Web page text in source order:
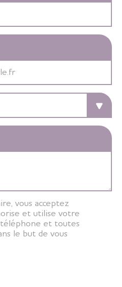
vous acceptez
et utilise votre
et toutes
le but de vous